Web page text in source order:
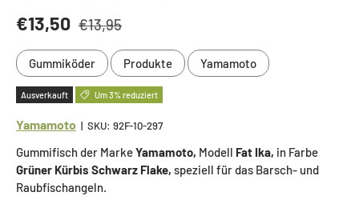
Verkaufspreis
€13,50 Normaler Preis
€13,95
Gummiköder Produkte Yamamoto
Ausverkauft Um 3% reduziert
Yamamoto | SKU: 92F-10-297
Gummifisch der MarkeYamamoto, Modell Fat Ika, in Farbe
Grüner Kürbis Schwarz Flake, speziell für das Barsch- und
Raubfischangeln.